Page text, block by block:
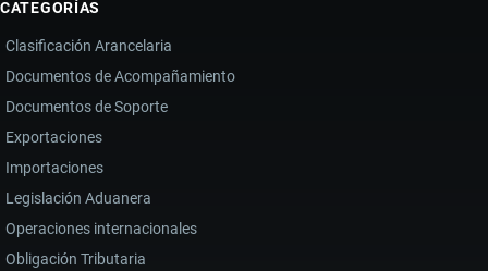
CATEGORÍAS
Clasificación Arancelaria
Documentos de Acompañamiento
Documentos de Soporte
Exportaciones
Importaciones
Legislación Aduanera
Operaciones internacionales
Obligación Tributaria